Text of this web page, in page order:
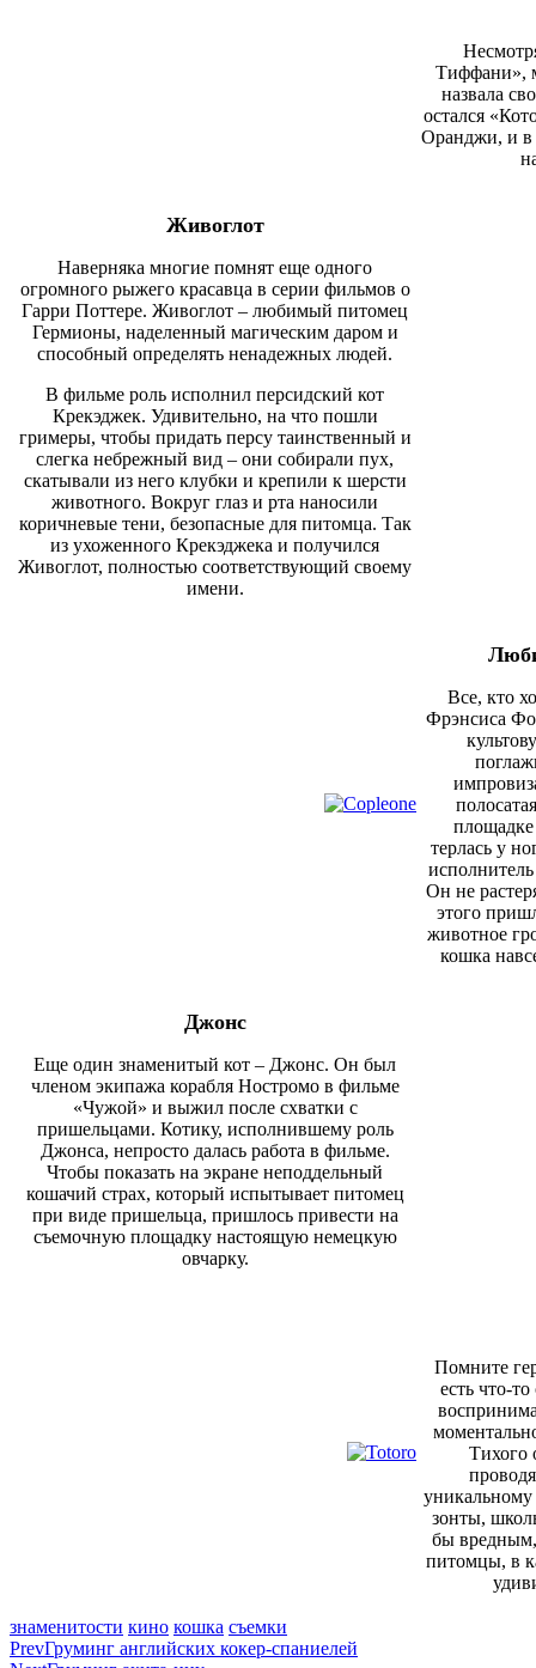
Тиффани»,
назвала
остался
Оранджи, и в
Живоглот
Наверняка многие помнят еще одного
огромного рыжего красавца в серии фильмов о
Гарри Поттере. Живоглот – любимый питомец
Гермионы, наделенный магическим даром и
способный определять ненадежных людей.
В фильме роль исполнил персидский кот
Крекэджек. Удивительно, на что пошли
гримеры, чтобы придать персутаинственный и
слегка небрежный вид – они собирали пух,
скатывали из него клубки и крепили к шерсти
животного. Вокруг глаз и рта наносили
коричневые тени, безопасные для питомца. Так
из ухоженного Крекэджека и получился
Живоглот, полностью соответствующий своему
имени.
Все, кто
Фрэнсиса
площадке
терлась у
Он не
этого
животное
кошка
Джонс
Еще один знаменитый кот – Джонс. Он был
членом экипажа корабля Ностромо в фильме
«Чужой» и выжилпосле схватки с
пришельцами. Котику, исполнившему роль
Джонса, непросто далась работа в фильме.
Чтобы показать на экране неподдельный
кошачий страх, который испытывает питомец
при виде пришельца, пришлось привести на
съемочную площадку настоящую немецкую
овчарку.
Помните
есть что-
Тихого
уникальному
зонты,
бы
питомцы, в
знаменитости кино кошка съемки
PrevГруминг английских кокер-спаниелей